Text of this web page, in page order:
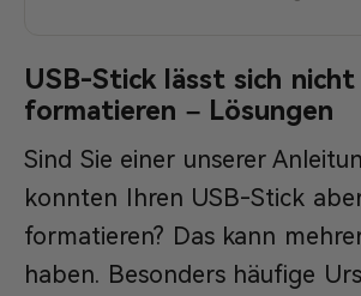
USB-Stick lässt sich nicht
formatieren – Lösungen
Sind Sie einer unserer
konnten Ihren USB-Stick
formatieren? Das kann
haben. Besonders häufige